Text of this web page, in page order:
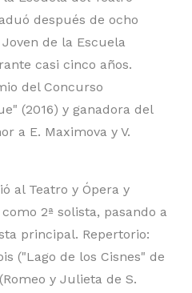
después de ocho
de la Escuela
casi cinco años.
del Concurso
(2016) y ganadora del
a E. Maximova y V.
al Teatro y Ópera y
2ª solista, pasando a
principal. Repertorio:
("Lago de los Cisnes" de
y Julieta de S.